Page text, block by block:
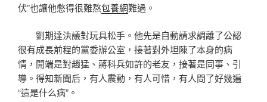
伏”也讓他憋得很難熬包養網難過。
劉期達決議對玩具松手。他先是自動請求調離了公認
很有成長前程的黨委辦公室，接著對外坦陳了本身的病
情，開端是對趙猛、蔣科兵如許的老友，接著是同事、引
導。得知新聞后，有人震動，有人可惜，有人問了好幾遍
“這是什么病”。